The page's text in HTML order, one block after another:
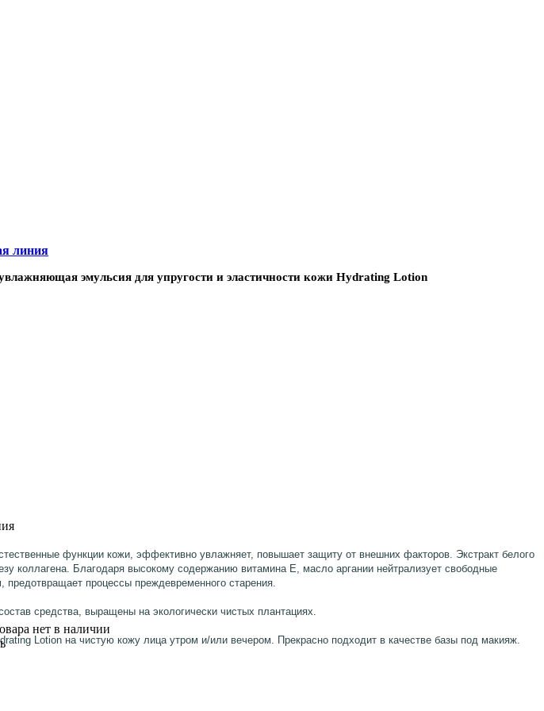
линия
эмульсия для упругости и эластичности кожи Hydrating Lotion
функции кожи, эффективно увлажняет, повышает защиту от внешних факторов. Экстракт белого
коллагена. Благодаря высокому содержанию витамина Е, масло аргании нейтрализует свободные
предотвращает процессы преждевременного старения.
средства, выращены на экологически чистых плантациях.
Lotion на чистую кожу лица утром и/или вечером. Прекрасно подходит в качестве базы под макияж.
нет в наличии